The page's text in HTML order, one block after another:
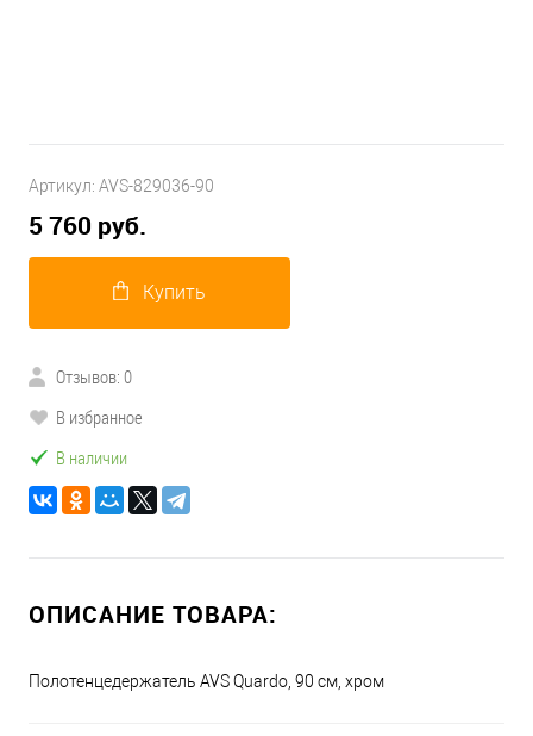
Артикул: AVS-829036-90
5 760 руб.
Купить
Отзывов: 0
В избранное
В наличии
ОПИСАНИЕ ТОВАРА:
Полотенцедержатель AVS Quardo, 90 см, хром